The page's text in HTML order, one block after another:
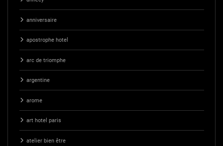
anniversaire
apostrophe hotel
arc de triomphe
argentine
arome
art hotel paris
atelier bien être